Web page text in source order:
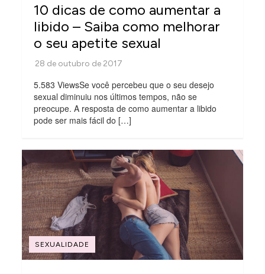
10 dicas de como aumentar a
libido – Saiba como melhorar
o seu apetite sexual
5.583 ViewsSe você percebeu que o seu desejo
sexual diminuiu nos últimos tempos, não se
preocupe. A resposta de como aumentar a libido
pode ser mais fácil do […]
SEXUALIDADE